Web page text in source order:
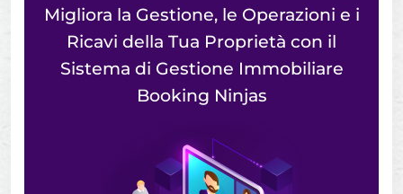
Migliora la Gestione, le Operazioni e i
Ricavi della Tua Proprietà con il
Sistema di Gestione Immobiliare
Booking Ninjas